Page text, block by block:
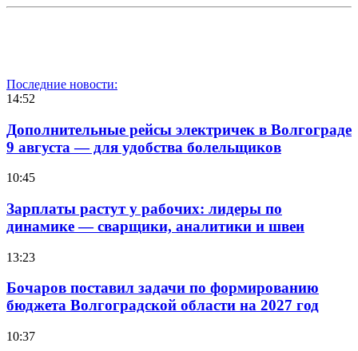
Последние новости:
14:52
Дополнительные рейсы электричек в Волгограде
9 августа — для удобства болельщиков
10:45
Зарплаты растут у рабочих: лидеры по
динамике — сварщики, аналитики и швеи
13:23
Бочаров поставил задачи по формированию
бюджета Волгоградской области на 2027 год
10:37